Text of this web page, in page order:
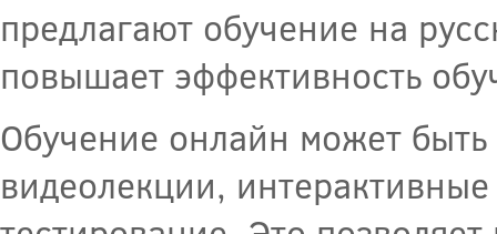
предлагают обучение на
повышает эффективность
Обучение онлайн может
видеолекции,